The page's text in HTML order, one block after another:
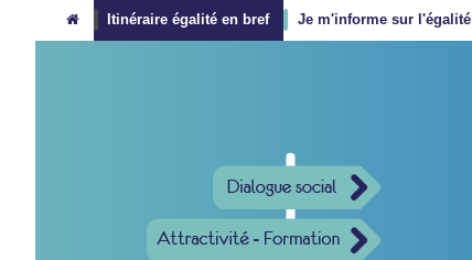
Itinéraire égalité en bref Je m'informe sur l'égalité